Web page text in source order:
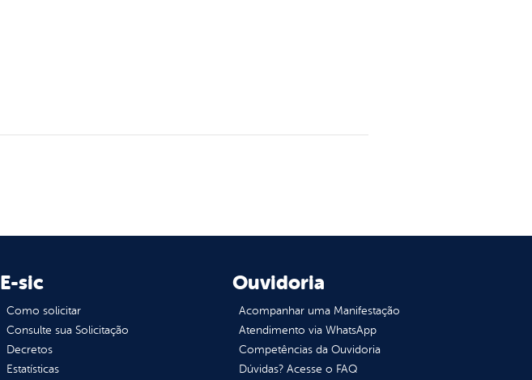
E-sic
Como solicitar
Consulte sua Solicitação
Decretos
Estatísticas
Ouvidoria
Acompanhar uma Manifestação
Atendimento via WhatsApp
Competências da Ouvidoria
Dúvidas? Acesse o FAQ